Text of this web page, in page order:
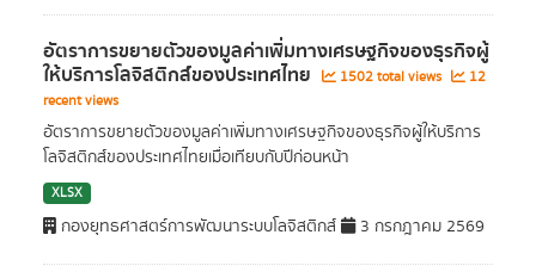
อัตราการขยายตัวของมูลค่าเพิ่มทางเศรษฐกิจของธุรกิจผู้
ให้บริการโลจิสติกส์ของประเทศไทย 1502 total views
12
recent views
อัตราการขยายตัวของมูลค่าเพิ่มทางเศรษฐกิจของธุรกิจผู้ให้บริการ
โลจิสติกส์ของประเทศไทยเมื่อเทียบกับปีก่อนหน้า
XLSX
กองยุทธศาสตร์การพัฒนาระบบโลจิสติกส์ 3 กรกฎาคม 2569